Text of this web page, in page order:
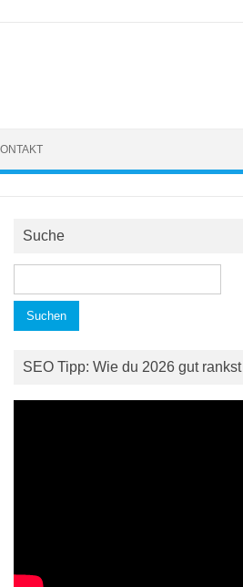
Suche
nach:
SEO Tipp: Wie du 2026 gut rankst